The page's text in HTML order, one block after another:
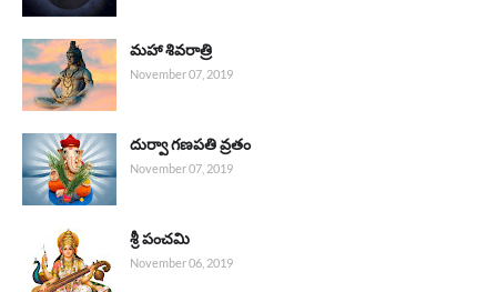
మహా శివరాత్రి
November 07, 2019
దుర్వా గణపతి వ్రతం
November 07, 2019
శ్రీ పంచమి
November 06, 2019